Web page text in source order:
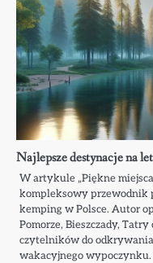
Najlepsze destynacje na
W artykule „Piękne
kompleksowy przewodnik
kemping w Polsce. Autor
Pomorze, Bieszczady, Tatry
czytelników do
wakacyjnego